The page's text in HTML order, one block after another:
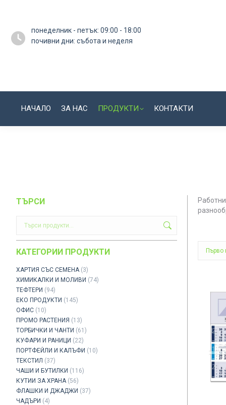
понеделник - петък: 09:00 - 18:00
почивни дни: събота и неделя
НАЧАЛО ЗА НАС ПРОДУКТИ КОНТАКТИ
ТЪРСИ
КАТЕГОРИИ ПРОДУКТИ
ХАРТИЯ СЪС СЕМЕНА (3)
ХИМИКАЛКИ И МОЛИВИ (74)
ТЕФТЕРИ (94)
ЕКО ПРОДУКТИ (145)
ОФИС (10)
ПРОМО РАСТЕНИЯ (13)
ТОРБИЧКИ И ЧАНТИ (61)
КУФАРИ И РАНИЦИ (22)
ПОРТФЕЙЛИ И КАЛЪФИ (10)
ТЕКСТИЛ (37)
ЧАШИ И БУТИЛКИ (116)
КУТИИ ЗА ХРАНА (56)
ФЛАШКИ И ДЖАДЖИ (37)
ЧАДЪРИ (4)